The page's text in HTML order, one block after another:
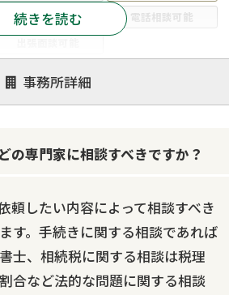
19時以降電話可能
電話相談可能
相続放棄
相続登記
銀行手続き
家族信託
相続財産調査
不動産評価(相続不動産)
続きを読む
事務所詳細
の専門家に相談すべきですか？
頼したい内容によって相談すべき
す。手続きに関する相談であれば
士、相続税に関する相談は税理
合など法的な問題に関する相談